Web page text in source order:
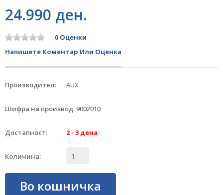
24.990 ден.
0 Оценки
Напишете Коментар Или Оценка
Производител: AUX
Шифра на производ: 9002010
Достапност: 2 - 3 дена
Количина:
Во кошничка